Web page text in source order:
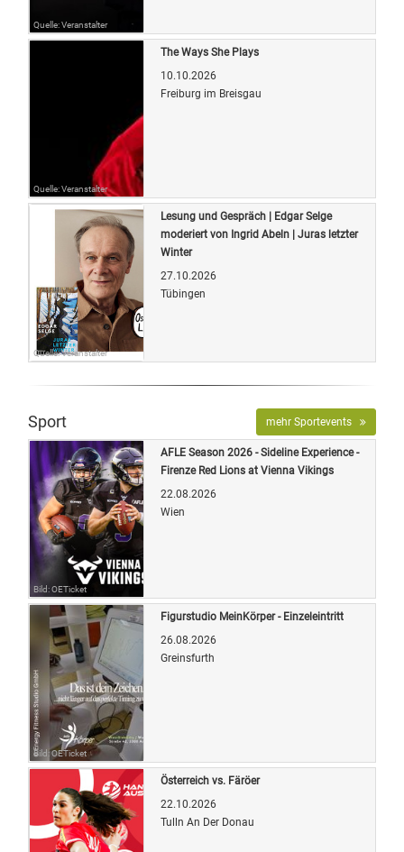
Quelle: Veranstalter
Quelle: Veranstalter
The Ways She Plays
10.10.2026
Freiburg im Breisgau
Quelle: Veranstalter
Lesung und Gespräch | Edgar Selge
moderiert von Ingrid Abeln | Juras letzter
Winter
27.10.2026
Tübingen
Sport mehr Sportevents
Bild: OETicket
AFLE Season 2026 - Sideline Experience -
Firenze Red Lions at Vienna Vikings
22.08.2026
Wien
Bild: OETicket
Figurstudio MeinKörper - Einzeleintritt
26.08.2026
Greinsfurth
Österreich vs. Färöer
22.10.2026
Tulln An Der Donau